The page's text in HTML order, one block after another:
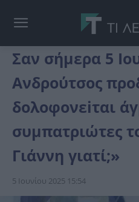
Σαν σήμερα 5
Ανδρούτσος
δολοφονεiται
συμπατριώτες
Γιάννη γιατί;»
5 Ιουνίου 2025 15:54